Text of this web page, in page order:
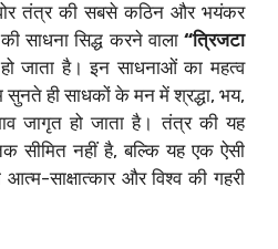
तंत्र की सबसे कठिन और भयंकर
साधना सिद्ध करने वाला “त्रिजटा
जाता है। इन साधनाओं का महत्व
ही साधकों के मन में श्रद्धा, भय,
जागृत हो जाता है। तंत्र की यह
सीमित नहीं है, बल्कि यह एक ऐसी
साक्षात्कार और विश्व की गहरी